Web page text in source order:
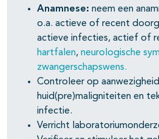
Anamnese: neem een
o.a. actieve of recent
actieve infecties, actief of
hartfalen, neurologische
zwangerschapswens.
Controleer op
huid(pre)maligniteiten en
infectie.
Verricht